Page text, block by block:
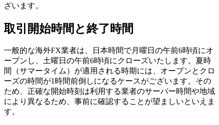
ざいます。
取引開始時間と終了時間
一般的な海外FX業者は、日本時間で月曜日の午前6時頃にオ
ープンし、土曜日の午前6時頃にクローズいたします。夏時
間（サマータイム）が適用される時期には、オープンとクロ
ーズの時間が1時間前倒しになるケースがございます。その
ため、正確な開始時刻は利用する業者のサーバー時間や地域
により異なるため、事前に確認することが望ましいといえま
す。